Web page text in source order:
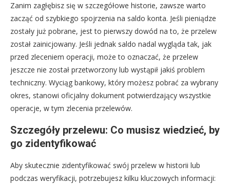
Zanim zagłębisz się w szczegółowe historie, zawsze warto
zacząć od szybkiego spojrzenia na saldo konta. Jeśli pieniądze
zostały już pobrane, jest to pierwszy dowód na to, że przelew
został zainicjowany. Jeśli jednak saldo nadal wygląda tak, jak
przed zleceniem operacji, może to oznaczać, że przelew
jeszcze nie został przetworzony lub wystąpił jakiś problem
techniczny. Wyciąg bankowy, który możesz pobrać za wybrany
okres, stanowi oficjalny dokument potwierdzający wszystkie
operacje, w tym zlecenia przelewów.
Szczegóły przelewu: Co musisz wiedzieć, by
go zidentyfikować
Aby skutecznie zidentyfikować swój przelew w historii lub
podczas weryfikacji, potrzebujesz kilku kluczowych informacji: